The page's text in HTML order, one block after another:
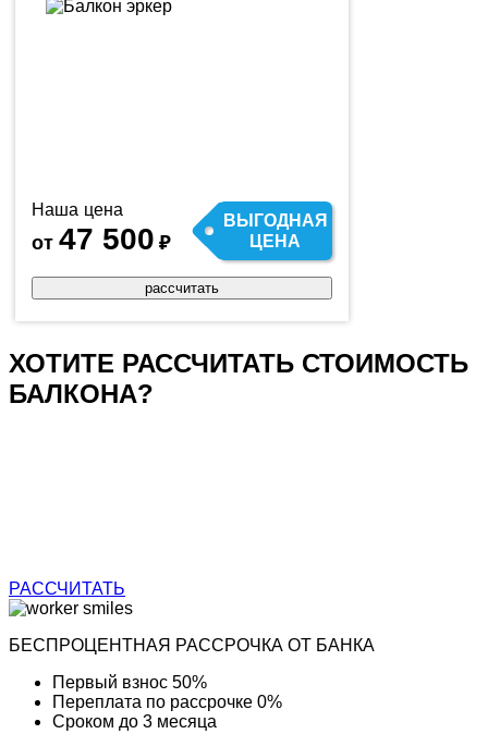
Наша цена
от 47 500 ₽
ВЫГОДНАЯ
ЦЕНА
рассчитать
ХОТИТЕ РАССЧИТАТЬ СТОИМОСТЬ
БАЛКОНА?
РАССЧИТАТЬ
БЕСПРОЦЕНТНАЯ РАССРОЧКА ОТ БАНКА
Первый взнос 50%
Переплата по рассрочке 0%
Сроком до 3 месяца